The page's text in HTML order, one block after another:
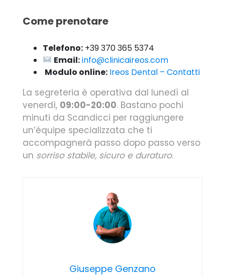
Come prenotare
Telefono: +39 370 365 5374
Email:info@clinicaireos.com
Modulo online: Ireos Dental – Contatti
La segreteria è operativa dal lunedì al
venerdì, 09:00-20:00. Bastano pochi
minuti da Scandicci per raggiungere
un’équipe specializzata che ti
accompagnerà passo dopo passo verso
un sorriso stabile, sicuro e duraturo.
Giuseppe Genzano